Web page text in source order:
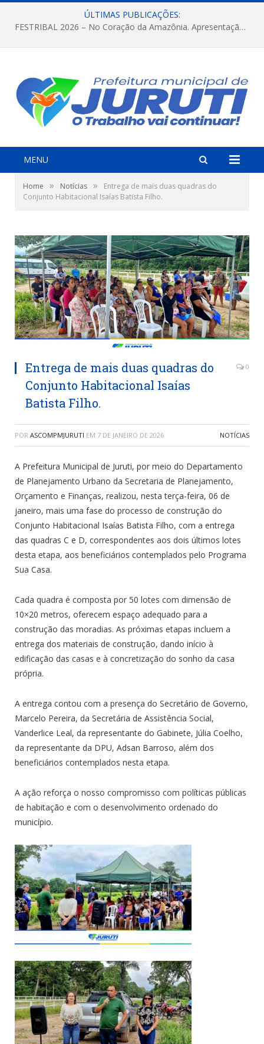
ÚLTIMAS PUBLICAÇÕES:
FESTRIBAL 2026 – No Coração da Amazônia. Apresentação da Munduruku.
MENU
Home » Notícias »
Entrega de mais duas quadras do
Conjunto Habitacional Isaías Batista Filho.
Entrega de mais duas quadras do
Conjunto Habitacional Isaías
Batista Filho.
0
POR ASCOMPMJURUTI EM 7 DE JANEIRO DE 2026 NOTÍCIAS
A Prefeitura Municipal de Juruti, por meio do Departamento
de Planejamento Urbano da Secretaria de Planejamento,
Orçamento e Finanças, realizou, nesta terça-feira, 06 de
janeiro, mais uma fase do processo de construção do
Conjunto Habitacional Isaías Batista Filho, com a entrega
das quadras C e D, correspondentes aos dois últimos lotes
desta etapa, aos beneficiários contemplados pelo Programa
Sua Casa.
Cada quadra é composta por 50 lotes com dimensão de
10×20 metros, oferecem espaço adequado para a
construção das moradias. As próximas etapas incluem a
entrega dos materiais de construção, dando início à
edificação das casas e à concretização do sonho da casa
própria.
A entrega contou com a presença do Secretário de Governo,
Marcelo Pereira, da Secretária de Assistência Social,
Vanderlice Leal, da representante do Gabinete, Júlia Coelho,
da representante da DPU, Adsan Barroso, além dos
beneficiários contemplados nesta etapa.
A ação reforça o nosso compromisso com políticas públicas
de habitação e com o desenvolvimento ordenado do
município.